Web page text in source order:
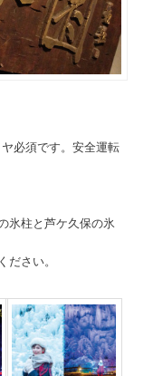
必須です。安全運転
氷柱と芦ケ久保の氷
さい。